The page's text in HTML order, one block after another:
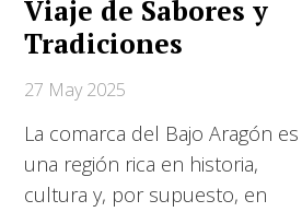
Viaje de Sabores y
Tradiciones
27 May 2025
La comarca del Bajo Aragón es
una región rica en historia,
cultura y, por supuesto, en